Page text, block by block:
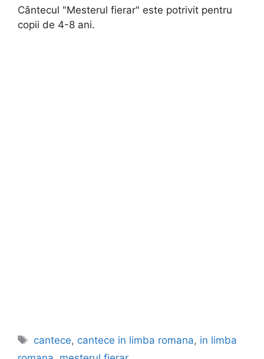
Cântecul "Mesterul fierar" este potrivit pentru
copii de 4-8 ani.
Etichete
cantece, cantece in limba romana, in limba